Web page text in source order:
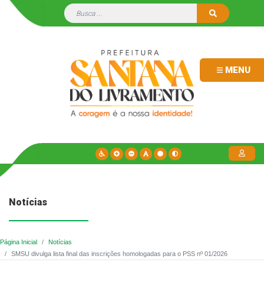
MENU
Notícias
Página Inicial
Notícias
SMSU divulga lista final das inscrições homologadas para o PSS nº 01/2026